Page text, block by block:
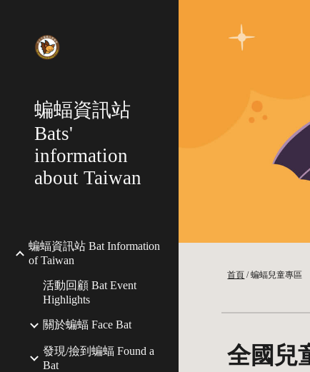
蝙蝠資訊站
Bats'
information
about Taiwan
蝙蝠資訊站 Bat Information
of Taiwan
活動回顧 Bat Event
Highlights
關於蝙蝠 Face Bat
發現/撿到蝙蝠 Found a
Bat
首頁 / 蝙蝠兒童專區
全國兒